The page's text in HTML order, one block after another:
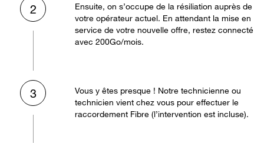
2
Ensuite, on s’occupe de la résiliation auprès de
votre opérateur actuel. En attendant la mise en
service de votre nouvelle offre, restez connecté
avec 200Go/mois.
3
Vous y êtes presque ! Notre technicienne ou
technicien vient chez vous pour effectuer le
raccordement Fibre (l’intervention est incluse).